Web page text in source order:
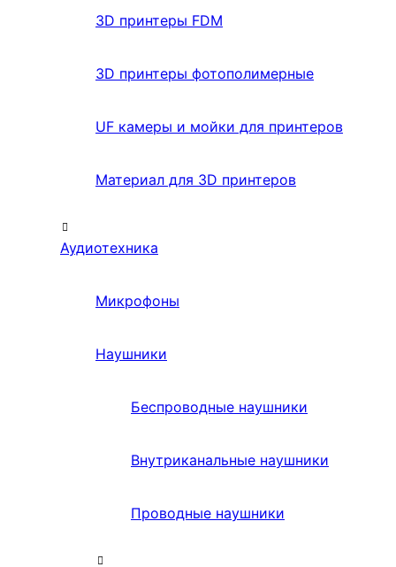
3D принтеры FDM
3D принтеры фотополимерные
UF камеры и мойки для принтеров
Материал для 3D принтеров
Аудиотехника
Микрофоны
Наушники
Беспроводные наушники
Внутриканальные наушники
Проводные наушники